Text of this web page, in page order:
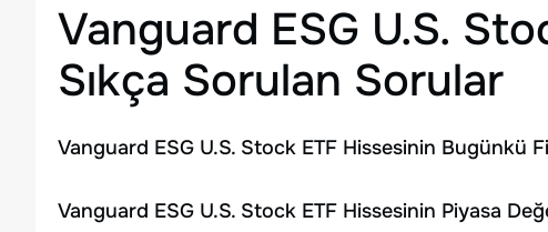
Vanguard ESG U.S.
Sıkça Sorulan Sorular
Vanguard ESG U.S. Stock ETF Hissesinin Bugünkü
Vanguard ESG U.S. Stock ETF Hissesinin Piyasa